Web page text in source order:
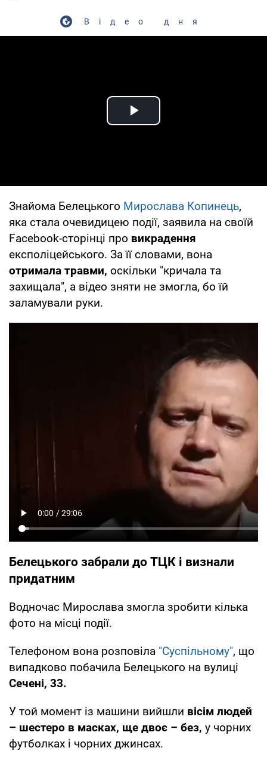
Відео дня
Play Video
Знайома Белецького Мирослава Копинець,
яка стала очевидицею події, заявила на своїй
Facebook-сторінці про викрадення
експоліцейського. За її словами, вона
отримала травми, оскільки "кричала та
захищала", а відео зняти не змогла, бо їй
заламували руки.
Белецького забрали до ТЦК і визнали
придатним
Водночас Мирослава змогла зробити кілька
фото на місці події.
Телефоном вона розповіла "Суспільному", що
випадково побачила Белецького на вулиці
Сечені, 33.
У той момент із машини вийшли вісім людей
– шестеро в масках, ще двоє – без, у чорних
футболках і чорних джинсах.